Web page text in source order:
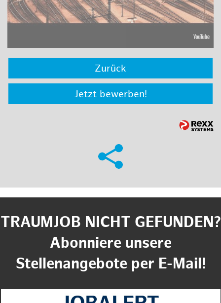
Zurück
Jetzt bewerben!
TRAUMJOB NICHT GEFUNDEN?
Abonniere unsere
Stellenangebote per E-Mail!